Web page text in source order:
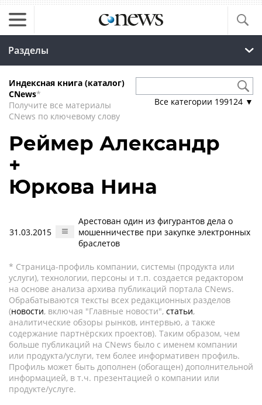
Разделы
Индексная книга (каталог)
CNews*
Получите все материалы
CNews по ключевому слову
Все категории 199124 ▼
Реймер Александр
+
Юркова Нина
31.03.2015
Арестован один из фигурантов дела о
мошенничестве при закупке электронных
браслетов
* Страница-профиль компании, системы (продукта или
услуги), технологии, персоны и т.п. создается редактором
на основе анализа архива публикаций портала CNews.
Обрабатываются тексты всех редакционных разделов
(новости, включая "Главные новости", статьи,
аналитические обзоры рынков, интервью, а также
содержание партнёрских проектов). Таким образом, чем
больше публикаций на CNews было с именем компании
или продукта/услуги, тем более информативен профиль.
Профиль может быть дополнен (обогащен) дополнительной
информацией, в т.ч. презентацией о компании или
продукте/услуге.